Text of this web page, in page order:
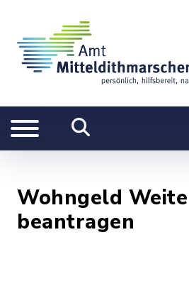
Wohngeld
beantragen